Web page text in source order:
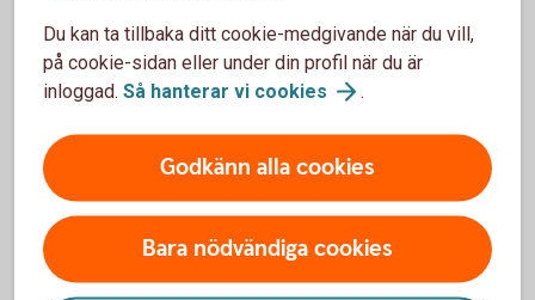
Nora GK- Iordningställa lokal för träning o samvaro
Kopparberg
Ställdalens AIK- Passerstystem, Bergsvallen i
Ställdalen
Nyckelby IF
Du kan ta tillbaka ditt cookie-medgivande när du vill,
på cookie-sidan eller under din profil när du är
inloggad. Så hanterar vi cookies .
Godkänn alla cookies
Bara nödvändiga cookies